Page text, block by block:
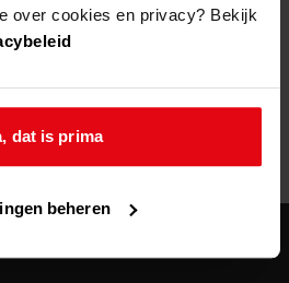
over cookies en privacy? Bekijk
dat is prima
beheren